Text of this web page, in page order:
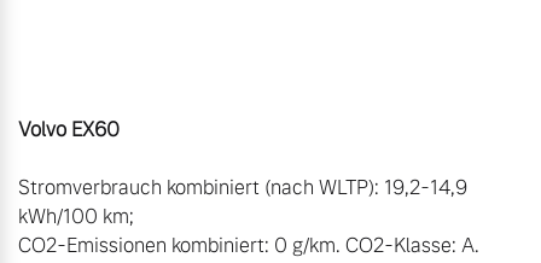
Stromverbrauch kombiniert (nach WLTP): 19,2-14,9
kWh/100 km;
CO2-Emissionen kombiniert: 0 g/km. CO2-Klasse: A.